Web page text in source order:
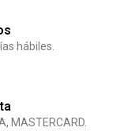
hábiles.
MASTERCARD.